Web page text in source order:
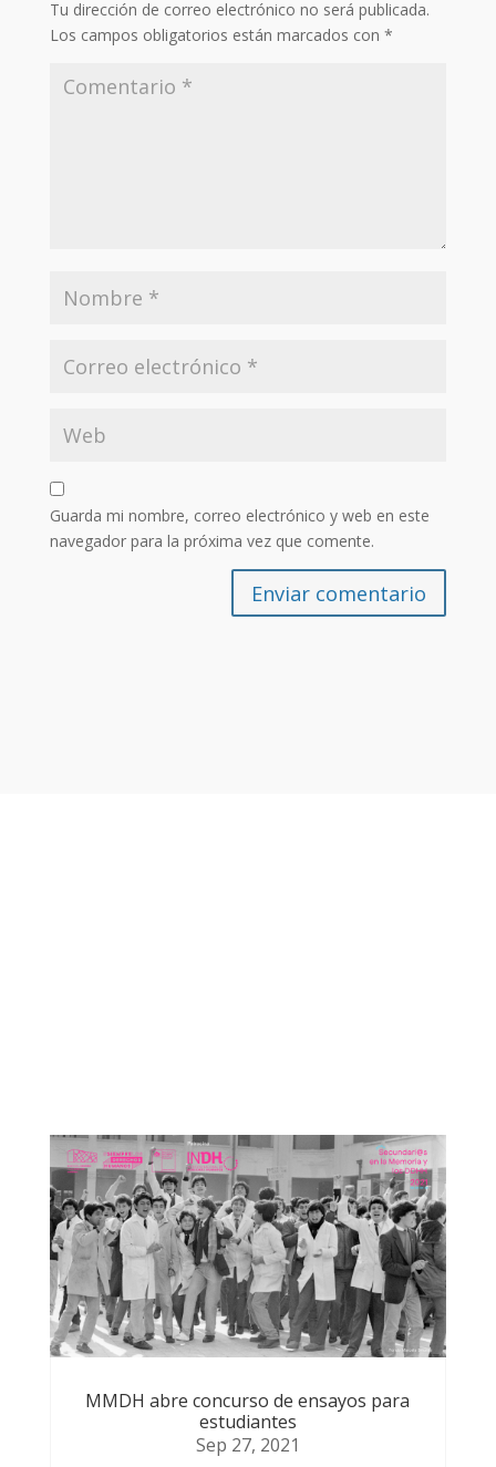
Tu dirección de correo electrónico no será publicada.
Los campos obligatorios están marcados con *
Guarda mi nombre, correo electrónico y web en este
navegador para la próxima vez que comente.
Enviar comentario
Otras noticias que te
podrían
MMDH abre concurso de ensayos para
estudiantes
Sep 27, 2021